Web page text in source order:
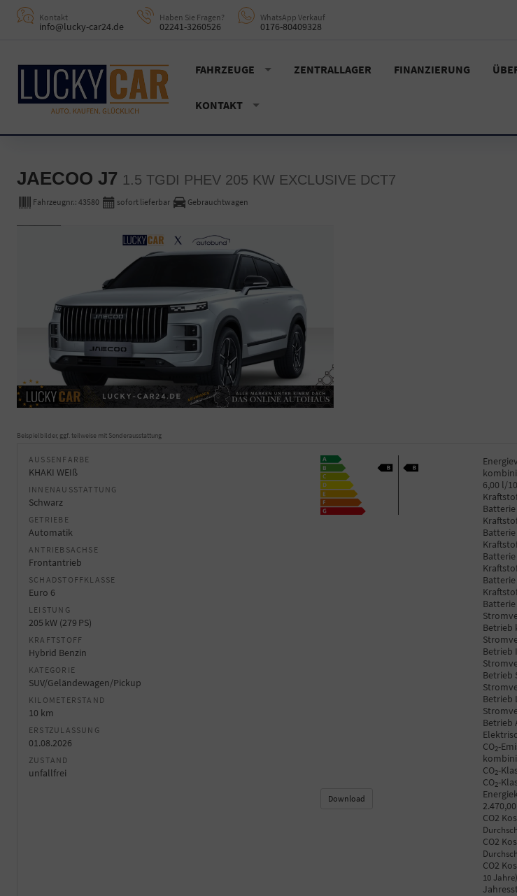
Kontakt
info@lucky-car24.de
Haben Sie Fragen?
02241-3260526
WhatsApp Verkauf
0176-80409328
FAHRZEUGE ZENTRALLAGER FINANZIERUNG
KONTAKT
JAECOO J7 1.5 TGDI PHEV 205 KW EXCLUSIVE DCT7
Fahrzeugnr.: 43580 sofort lieferbar Gebrauchtwagen
Beispielbilder, ggf. teilweise mit Sonderausstattung
AUSSENFARBE
KHAKI WEIß
INNENAUSSTATTUNG
Schwarz
GETRIEBE
Automatik
ANTRIEBSACHSE
Frontantrieb
SCHADSTOFFKLASSE
Euro 6
LEISTUNG
205 kW (279 PS)
KRAFTSTOFF
Hybrid Benzin
KATEGORIE
SUV/Geländewagen/Pickup
KILOMETERSTAND
10 km
ERSTZULASSUNG
01.08.2026
ZUSTAND
unfallfrei
6,00 l/
Betrieb
Betrieb
Betrieb
Betrieb
Betrieb
CO2-
CO2-
CO2-
Download
CO2
CO2
CO2
10 Jahre)